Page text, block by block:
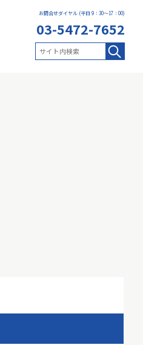
お問合せダイヤル (平日 9：30～17：00)
03-5472-7652